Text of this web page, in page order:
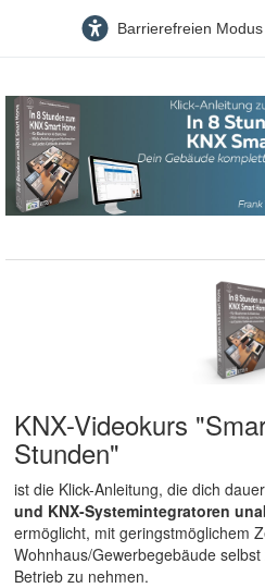
Barrierefreien
KNX-Videokurs
Stunden"
ist die Klick-Anleitung, die dich
und KNX-Systemintegratoren
ermöglicht, mit geringstmöglichem
Wohnhaus/Gewerbegebäude
Betrieb zu nehmen.